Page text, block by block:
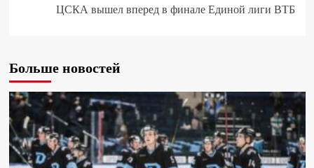
ЦСКА вышел вперед в финале Единой лиги ВТБ
Больше новостей